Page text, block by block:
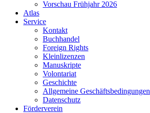
Vorschau Frühjahr 2026
Atlas
Service
Kontakt
Buchhandel
Foreign Rights
Kleinlizenzen
Manuskripte
Volontariat
Geschichte
Allgemeine Geschäftsbedingungen
Datenschutz
Förderverein